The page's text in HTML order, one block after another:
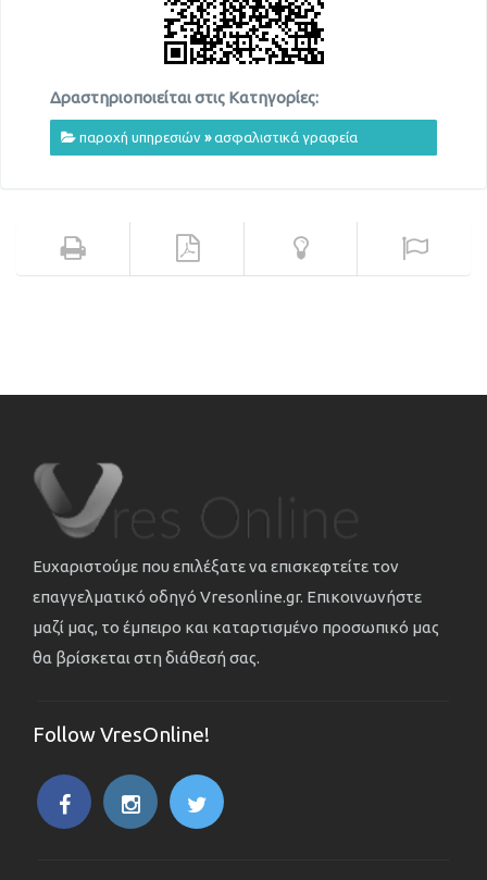
Δραστηριοποιείται στις Κατηγορίες:
παροχή υπηρεσιών »ασφαλιστικά γραφεία
Ευχαριστούμε που επιλέξατε να επισκεφτείτε τον
επαγγελματικό οδηγό Vresonline.gr. Επικοινωνήστε
μαζί μας, το έμπειρο και καταρτισμένο προσωπικό μας
θα βρίσκεται στη διάθεσή σας.
Follow VresOnline!